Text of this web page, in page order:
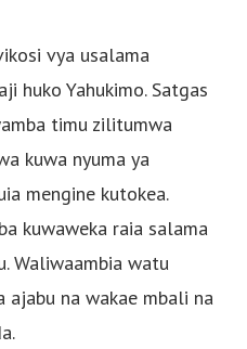
vya usalama
huko Yahukimo. Satgas
timu zilitumwa
kuwa nyuma ya
mengine kutokea.
kuwaweka raia salama
Waliwaambia watu
na wakae mbali na